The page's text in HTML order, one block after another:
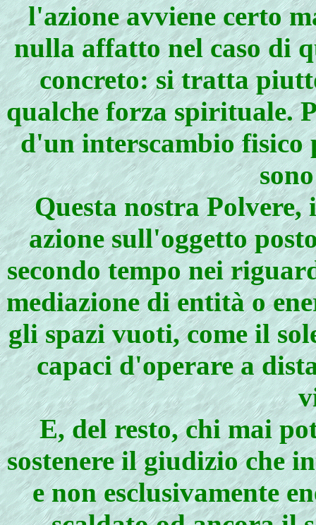
l'azione avviene certo
nulla affatto nel caso di
concreto: si tratta
qualche forza spirituale.
d'un interscambio fisico
Questa nostra
azione sull'oggetto
secondo tempo nei
mediazione di entità o
gli spazi vuoti, come il
capaci d'operare a
E, del resto, chi mai
sostenere il giudizio che
e non esclusivamente